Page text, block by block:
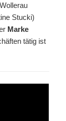
Stucki)
Marke
tätig ist